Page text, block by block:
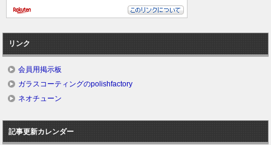
リンク
会員用掲示板
ガラスコーティングのpolishfactory
ネオチューン
記事更新カレンダー